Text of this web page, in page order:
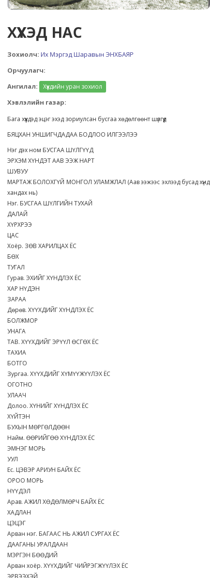
ХҮҮХЭД НАС
Зохиолч: Их Мэргэд Шаравын ЭНХБАЯР
Орчуулагч:
Ангилал:
Хүүхдийн уран зохиол
Хэвлэлийн газар:
Бага хүүхдэд эцэг эхэд зориулсан бусгаа хөдөлгөөнт шүлгүүд
БЯЦХАН УНШИГЧДАДАА БОДЛОО ИЛГЭЭЛЭЭ
Нэг дэх ном БУСГАА ШҮЛГҮҮД
ЭРХЭМ ХҮНДЭТ ААВ ЭЭЖ НАРТ
ШУВУУ
МАРТАЖ БОЛОХГҮЙ МОНГОЛ УЛАМЖЛАЛ (Аав ээжээс эхлээд бусад хүнд
хандах нь)
Нэг. БУСГАА ШҮЛГИЙН ТУХАЙ
ДАЛАЙ
ХҮРХРЭЭ
ЦАС
Хоёр. ЗӨВ ХАРИЛЦАХ ЁС
БӨХ
ТУГАЛ
Гурав. ЭХИЙГ ХҮНДЛЭХ ЁС
ХАР НҮДЭН
ЗАРАА
Дөрөв. ХҮҮХДИЙГ ХҮНДЛЭХ ЁС
БОЛЖМОР
УНАГА
ТАВ. ХҮҮХДИЙГ ЭРҮҮЛ ӨСГӨХ ЁС
ТАХИА
БОТГО
Зургаа. ХҮҮХДИЙГ ХҮМҮҮЖҮҮЛЭХ ЁС
ОГОТНО
УЛААЧ
Долоо. ХҮНИЙГ ХҮНДЛЭХ ЁС
ХҮЙТЭН
БУХЫН МӨРГӨЛДӨӨН
Найм. ӨӨРИЙГӨӨ ХҮНДЛЭХ ЁС
ЭМНЭГ МОРЬ
УУЛ
Ес. ЦЭВЭР АРИУН БАЙХ ЁС
ОРОО МОРЬ
НҮҮДЭЛ
Арав. АЖИЛ ХӨДӨЛМӨРЧ БАЙХ ЁС
ХАДЛАН
ЦЭЦЭГ
Арван нэг. БАГААС НЬ АЖИЛ СУРГАХ ЁС
ДААГАНЫ УРАЛДААН
МЭРГЭН БӨӨДИЙ
Арван хоёр. ХҮҮХДИЙГ ЧИЙРЭГЖҮҮЛЭХ ЁС